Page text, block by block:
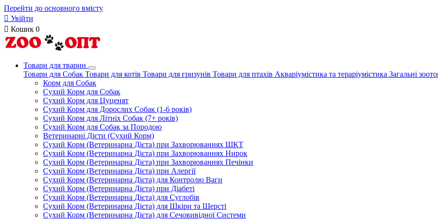
Перейти до основного вмісту
 Увійти
 Кошик 0
Товари для тварин
Товари для Собак Товари для котів Товари для гризунів Товари для птахів Акваріумістика та тераріумістика Загальні
Корм для Собак
Сухий Корм для Собак
Сухий Корм для Цуценят
Сухий Корм для Дорослих Собак (1-6 років)
Сухий Корм для Літніх Собак (7+ років)
Сухий Корм для Собак за Породою
Ветеринарні Дієти (Сухий Корм)
Сухий Корм (Ветеринарна Дієта) при Захворюваннях ШКТ
Сухий Корм (Ветеринарна Дієта) при Захворюваннях Нирок
Сухий Корм (Ветеринарна Дієта) при Захворюваннях Печінки
Сухий Корм (Ветеринарна Дієта) при Алергії
Сухий Корм (Ветеринарна Дієта) для Контролю Ваги
Сухий Корм (Ветеринарна Дієта) при Діабеті
Сухий Корм (Ветеринарна Дієта) для Суглобів
Сухий Корм (Ветеринарна Дієта) для Шкіри та Шерсті
Сухий Корм (Ветеринарна Дієта) для Сечовивідної Системи